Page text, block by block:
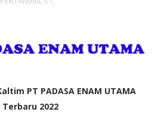
PT PADASA ENAM UTAMA
Terbaru 2022